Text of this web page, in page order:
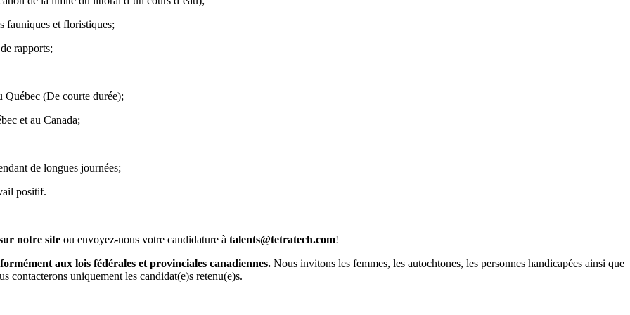
fauniques et floristiques;
rapports;
Québec (De courte durée);
et au Canada;
de longues journées;
positif.
notre site ou envoyez-nous votre candidature à talents@tetratech.com!
aux lois fédérales et provinciales canadiennes. Nous invitons les femmes, les autochtones, les personnes handicapées ainsi que
contacterons uniquement les candidat(e)s retenu(e)s.